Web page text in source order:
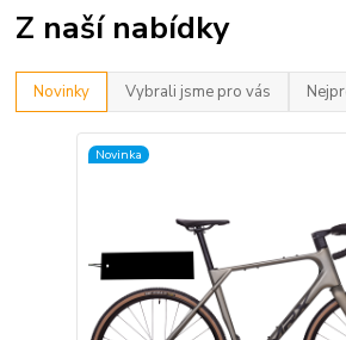
Z naší nabídky
Novinky Vybrali jsme pro vás
Novinka